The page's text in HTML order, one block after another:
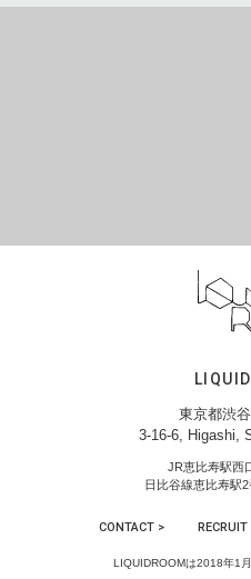
東京都渋
3-16-6, Higashi,
JR恵比寿駅西
日比谷線恵比寿駅
CONTACT > RECRUIT
LIQUIDROOMは2018年1